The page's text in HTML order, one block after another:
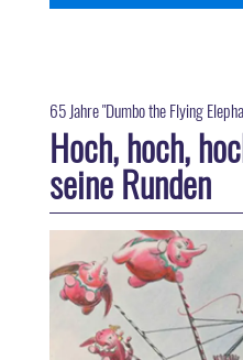
65 Jahre "Dumbo the Flying
Hoch, hoch,
seine Runden